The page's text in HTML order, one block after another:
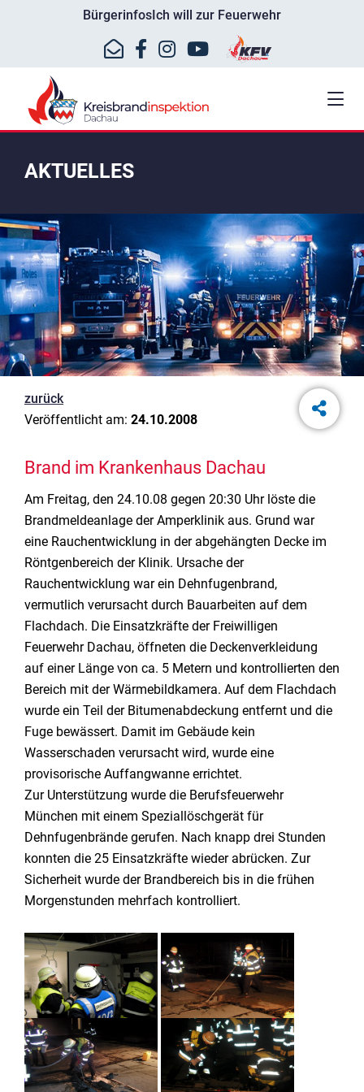
BürgerinfosIch will zur Feuerwehr
AKTUELLES
zurück
Veröffentlicht am: 24.10.2008
Brand im Krankenhaus Dachau
Am Freitag, den 24.10.08 gegen 20:30 Uhr löste die
Brandmeldeanlage der Amperklinik aus. Grund war
eine Rauchentwicklung in der abgehängten Decke im
Röntgenbereich der Klinik. Ursache der
Rauchentwicklung war ein Dehnfugenbrand,
vermutlich verursacht durch Bauarbeiten auf dem
Flachdach. Die Einsatzkräfte der Freiwilligen
Feuerwehr Dachau, öffneten die Deckenverkleidung
auf einer Länge von ca. 5 Metern und kontrollierten den
Bereich mit der Wärmebildkamera. Auf dem Flachdach
wurde ein Teil der Bitumenabdeckung entfernt und die
Fuge bewässert. Damit im Gebäude kein
Wasserschaden verursacht wird, wurde eine
provisorische Auffangwanne errichtet.
Zur Unterstützung wurde die Berufsfeuerwehr
München mit einem Speziallöschgerät für
Dehnfugenbrände gerufen. Nach knapp drei Stunden
konnten die 25 Einsatzkräfte wieder abrücken. Zur
Sicherheit wurde der Brandbereich bis in die frühen
Morgenstunden mehrfach kontrolliert.